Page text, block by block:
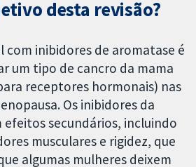
desta revisão?
com inibidores de aromatase é
um tipo de cancro da mama
receptores hormonais) nas
Os inibidores da
efeitos secundários, incluindo
musculares e rigidez, que
algumas mulheres deixem